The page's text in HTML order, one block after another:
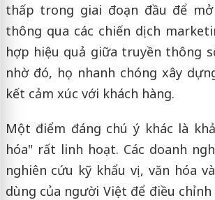
thấp trong giai đoạn đầu để
thông qua các chiến dịch
hợp hiệu quả giữa truyền thông
nhờ đó, họ nhanh chóng xây
kết cảm xúc với khách hàng.
Một điểm đáng chú ý khác là
hóa" rất linh hoạt. Các doanh
nghiên cứu kỹ khẩu vị, văn hóa
dùng của người Việt để điều